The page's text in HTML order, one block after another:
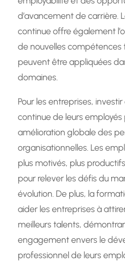
d’avancement de carrière.
continue offre également
de nouvelles compétences
peuvent être appliquées
domaines.
Pour les entreprises,
continue de leurs
amélioration globale des
organisationnelles. Les
plus motivés, plus
pour relever les défis du
évolution. De plus, la
aider les entreprises à
meilleurs talents,
engagement envers le
professionnel de leurs